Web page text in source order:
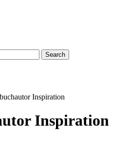
Search
Inspiration
Inspiration